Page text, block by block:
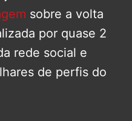
sobre a volta
por quase 2
rede social e
de perfis do